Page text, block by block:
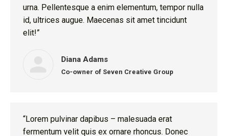
urna. Pellentesque a enim elementum, tempor nulla
id, ultrices augue. Maecenas sit amet tincidunt
elit!”
Diana Adams
Co-owner of Seven Creative Group
“Lorem pulvinar dapibus – malesuada erat
fermentum velit quis ex ornare rhoncus. Donec